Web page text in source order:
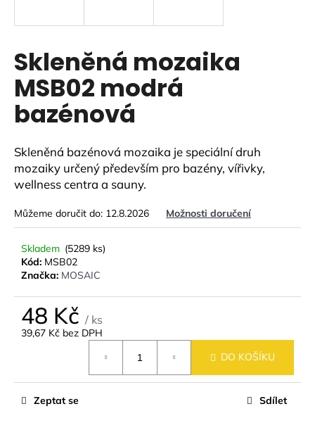
Skleněná mozaika
MSB02 modrá
bazénová
Skleněná bazénová mozaika je speciální druh
mozaiky určený především pro bazény, vířivky,
wellness centra a sauny.
Můžeme doručit do: 12.8.2026 Možnosti doručení
Skladem (5289 ks)
Kód: MSB02
Značka: MOSAIC
48 Kč / ks
39,67 Kč bez DPH
DO KOŠÍKU
Zeptat se Sdílet
í
t
?
HLEDAT
D
o
p
o
u
č
u
m
e